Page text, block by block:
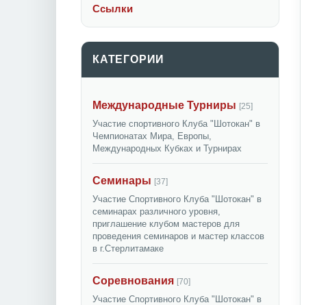
Ссылки
КАТЕГОРИИ
Международные Турниры [25]
Участие спортивного Клуба "Шотокан" в
Чемпионатах Мира, Европы,
Международных Кубках и Турнирах
Семинары [37]
Участие Спортивного Клуба "Шотокан" в
семинарах различного уровня,
приглашение клубом мастеров для
проведения семинаров и мастер классов
в г.Стерлитамаке
Соревнования [70]
Участие Спортивного Клуба "Шотокан" в